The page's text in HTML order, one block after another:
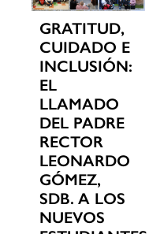
GRATITUD,
CUIDADO E
INCLUSIÓN:
EL
LLAMADO
DEL PADRE
RECTOR
LEONARDO
GÓMEZ,
SDB. A LOS
NUEVOS